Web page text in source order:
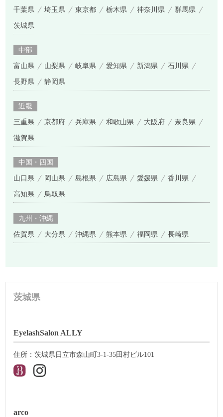
千葉県 埼玉県 東京都 栃木県 神奈川県 群馬県
茨城県
中部
富山県 山梨県 岐阜県 愛知県 新潟県 石川県
長野県 静岡県
近畿
三重県 京都府 兵庫県 和歌山県 大阪府 奈良県
滋賀県
中国・四国
山口県 岡山県 島根県 広島県 愛媛県 香川県
高知県 鳥取県
九州・沖縄
佐賀県 大分県 沖縄県 熊本県 福岡県 長崎県
茨城県
EyelashSalon ALLY
住所：茨城県日立市森山町3-1-35田村ビル101
arco